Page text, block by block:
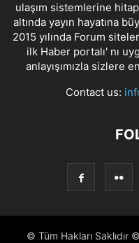
ulaşım sistemlerine hitap
altında yayın hayatına
2015 yılında Forum
ilk Haber portalı' nı
anlayışımızla sizlere
Contact us:
© Tüm Hakları Saklıdır